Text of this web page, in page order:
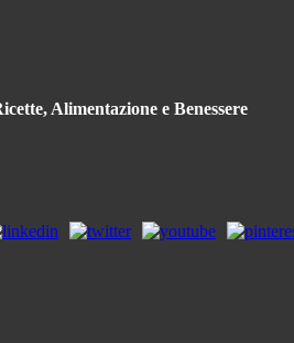
Alimentazione e Benessere